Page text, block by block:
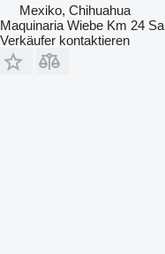
Mexiko, Chihuahua
Maquinaria Wiebe Km 24 Sa
Verkäufer kontaktieren